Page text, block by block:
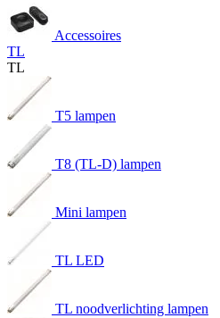
Accessoires
TL
TL
T5 lampen
T8 (TL-D) lampen
Mini lampen
TL LED
TL noodverlichting lampen